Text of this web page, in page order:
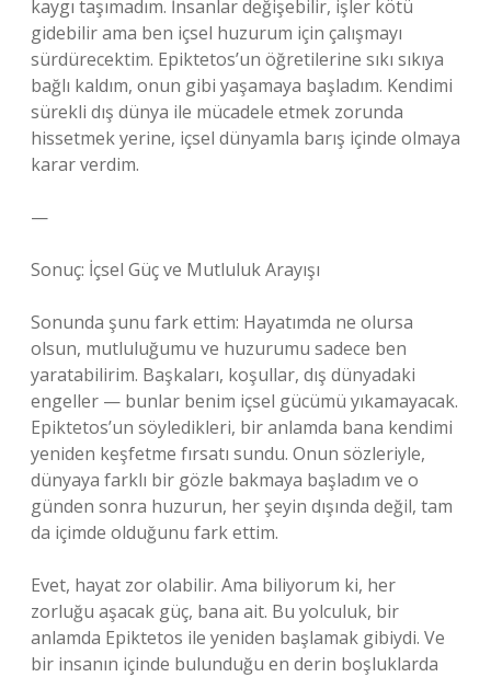
kaygı taşımadım. İnsanlar değişebilir, işler kötü
gidebilir ama ben içsel huzurum için çalışmayı
sürdürecektim. Epiktetos’un öğretilerine sıkı sıkıya
bağlı kaldım, onun gibi yaşamaya başladım. Kendimi
sürekli dış dünya ile mücadele etmek zorunda
hissetmek yerine, içsel dünyamla barış içinde olmaya
karar verdim.
—
Sonuç: İçsel Güç ve Mutluluk Arayışı
Sonunda şunu fark ettim: Hayatımda ne olursa
olsun, mutluluğumu ve huzurumu sadece ben
yaratabilirim. Başkaları, koşullar, dış dünyadaki
engeller — bunlar benim içsel gücümü yıkamayacak.
Epiktetos’un söyledikleri, bir anlamda bana kendimi
yeniden keşfetme fırsatı sundu. Onun sözleriyle,
dünyaya farklı bir gözle bakmaya başladım ve o
günden sonra huzurun, her şeyin dışında değil, tam
da içimde olduğunu fark ettim.
Evet, hayat zor olabilir. Ama biliyorum ki, her
zorluğu aşacak güç, bana ait. Bu yolculuk, bir
anlamda Epiktetos ile yeniden başlamak gibiydi. Ve
bir insanın içinde bulunduğu en derin boşluklarda